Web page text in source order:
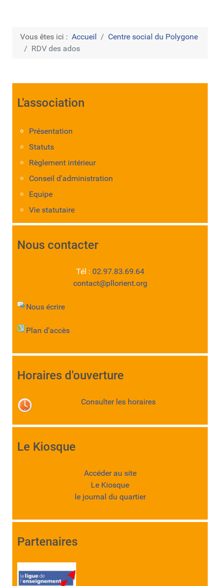
Vous êtes ici : Accueil
Centre social du Polygone
RDV des ados
L'association
Présentation
Statuts
Règlement intérieur
Conseil d'administration
Equipe
Vie statutaire
Nous contacter
Tél : 02.97.83.69.64
contact@pllorient.org
Nous écrire
Plan d'accès
Horaires d'ouverture
Consulter les horaires
Le Kiosque
Accéder au site
Le Kiosque
le journal du quartier
Partenaires